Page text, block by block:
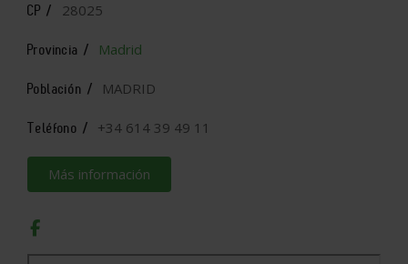
CP / 28025
Provincia / Madrid
Población / MADRID
Teléfono / +34 614 39 49 11
Más información